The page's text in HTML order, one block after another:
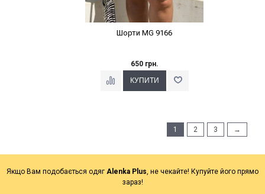
Шорти MG 9166
650 грн.
1 2 3 →
Якщо Вам подобається одяг Alenka Plus , не чекайте! Купуйте його прямо
зараз!